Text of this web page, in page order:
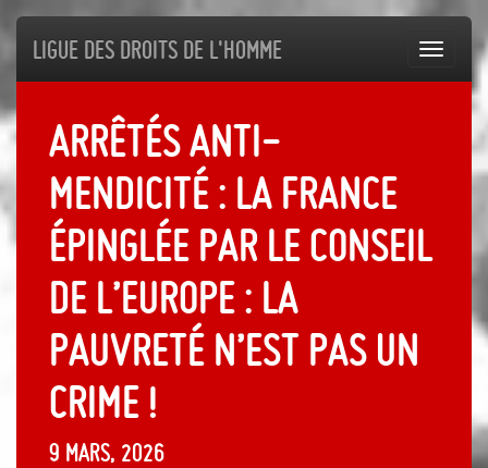
Ligue des droits de l'Homme
Arrêtés anti-
mendicité : la France
épinglée par le Conseil
de l’Europe : La
pauvreté n’est pas un
crime !
9 mars, 2026